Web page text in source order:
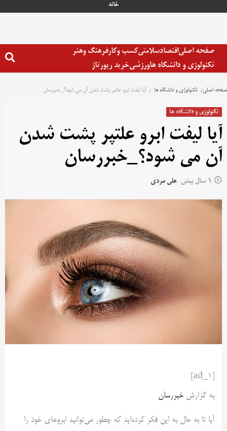
خانه
صفحه اصلیاقتصادسلامتیکسب وکارفرهنگ وهنر
تکنولوژی و دانشگاه هاورزشیخرید رپورتاژ
صفحه اصلی تکنولوژی و دانشگاه ها آیا لیفت ابرو علتپر پشت شدن آن می شود؟_خبررسان
تکنولوژی و دانشگاه ها
آیا لیفت ابرو علتپر پشت شدن
آن می شود؟_خبررسان
1 سال پیش علی مردی
به گزارش خبررسان
آیا تا به حال به این فکر کرده‌اید که چطور می‌توانید ابروهای خود را